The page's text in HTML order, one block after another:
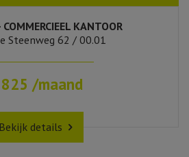
COMMERCIEEL KANTOOR
Steenweg 62 / 00.01
/maand
Bekijk details